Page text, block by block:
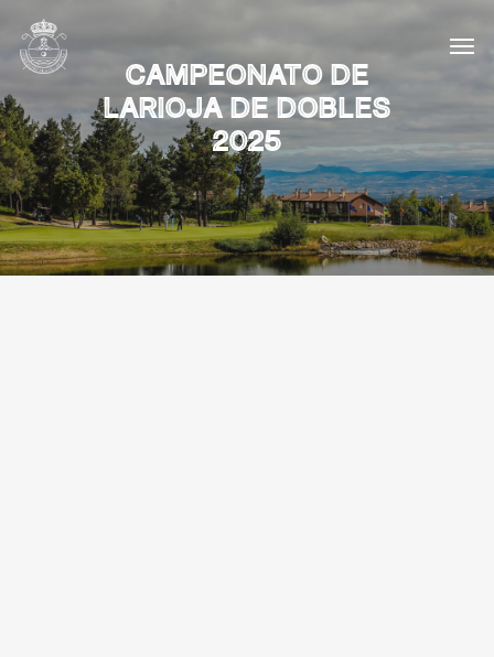
CAMPEONATO DE
LARIOJA DE DOBLES
2025